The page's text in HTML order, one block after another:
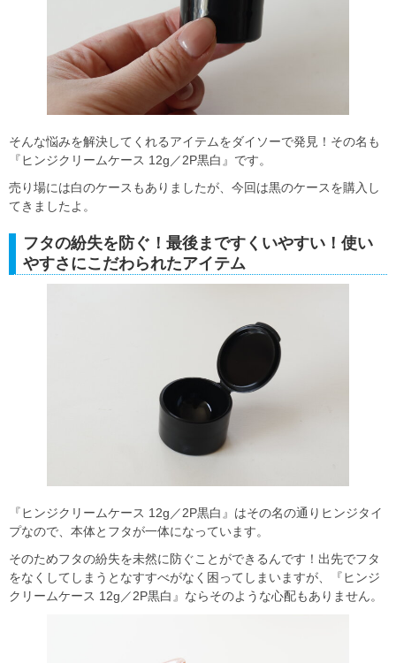
そんな悩みを解決してくれるアイテムをダイソーで発見！その名も
『ヒンジクリームケース 12g／2P黒白』です。
売り場には白のケースもありましたが、今回は黒のケースを購入し
てきましたよ。
フタの紛失を防ぐ！最後まですくいやすい！使い
やすさにこだわられたアイテム
『ヒンジクリームケース 12g／2P黒白』はその名の通りヒンジタイ
プなので、本体とフタが一体になっています。
そのためフタの紛失を未然に防ぐことができるんです！出先でフタ
をなくしてしまうとなすすべがなく困ってしまいますが、『ヒンジ
クリームケース 12g／2P黒白』ならそのような心配もありません。